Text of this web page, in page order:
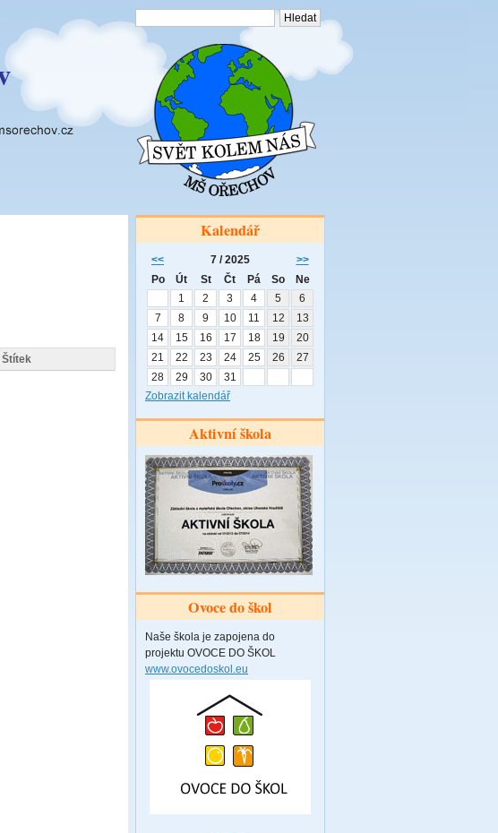
Kalendář
<< 7 / 2025
>>
Po
Út St Čt Pá So
Ne
1
2 3 4 5
6
7
8 9 10 11 12
13
14
15 16 17 18 19
20
21
22 23 24 25 26
27
28
29 30
31
Zobrazit kalendář
Aktivní škola
Ovoce do škol
Naše škola je zapojena do
projektu OVOCE DO ŠKOL
www.ovocedoskol.eu
Štítek